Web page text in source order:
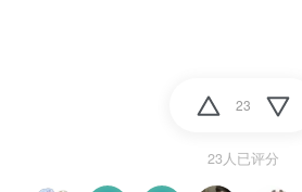
23
23人已评分